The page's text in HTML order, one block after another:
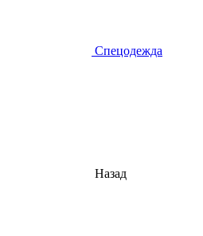
Спецодежда
Назад